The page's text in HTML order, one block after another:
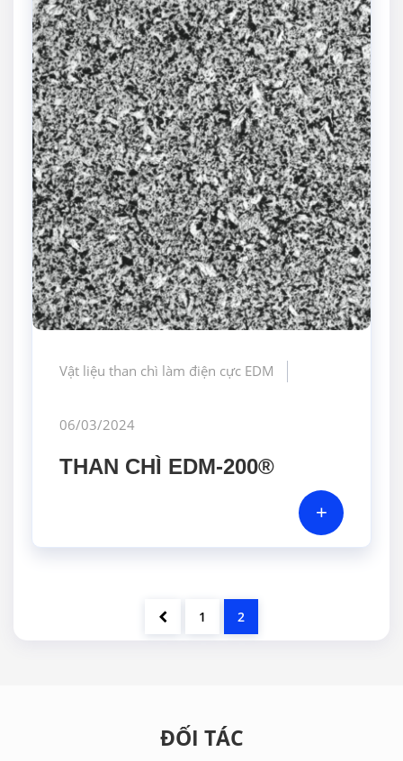
Vật liệu than chì làm điện cực EDM
06/03/2024
THAN CHÌ EDM-200®
+
1 2
ĐỐI TÁC